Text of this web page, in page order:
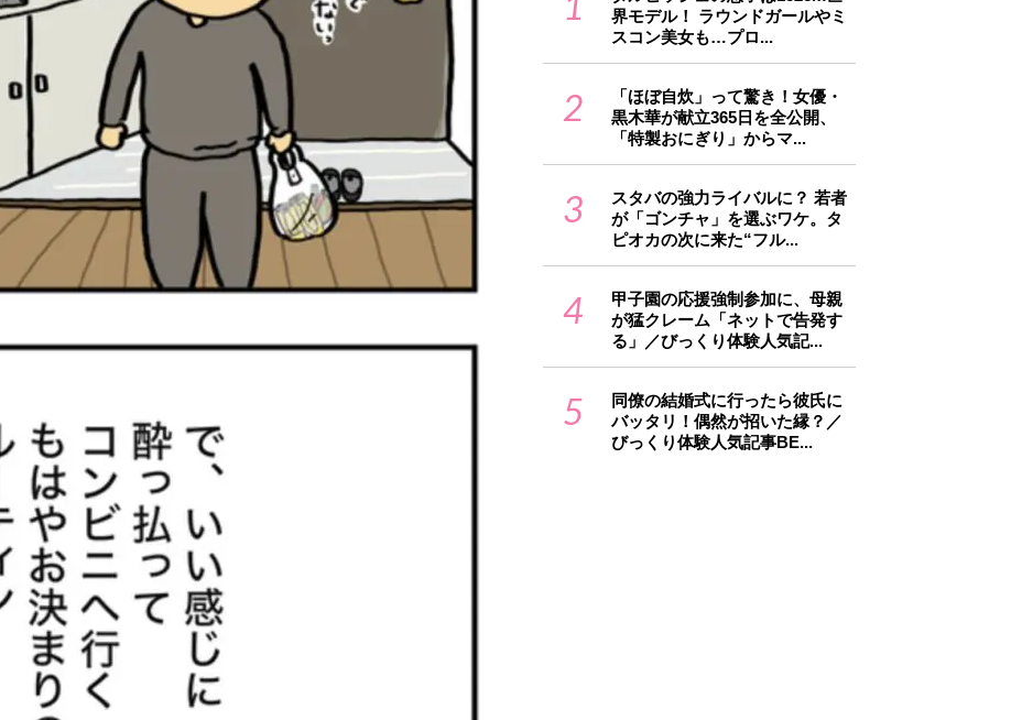
界モデル！ ラウンドガールやミ
スコン美女も…プロ...
2
「ほぼ自炊」って驚き！女優・
黒木華が献立365日を全公開、
「特製おにぎり」からマ...
3
スタバの強力ライバルに？ 若者
が「ゴンチャ」を選ぶワケ。タ
ピオカの次に来た“フル...
4
甲子園の応援強制参加に、母親
が猛クレーム「ネットで告発す
る」／びっくり体験人気記...
5
同僚の結婚式に行ったら彼氏に
バッタリ！偶然が招いた縁？／
びっくり体験人気記事BE...